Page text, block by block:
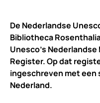
De Nederlandse
Bibliotheca
Unesco’s
Register. Op dat
ingeschreven met
Nederland.